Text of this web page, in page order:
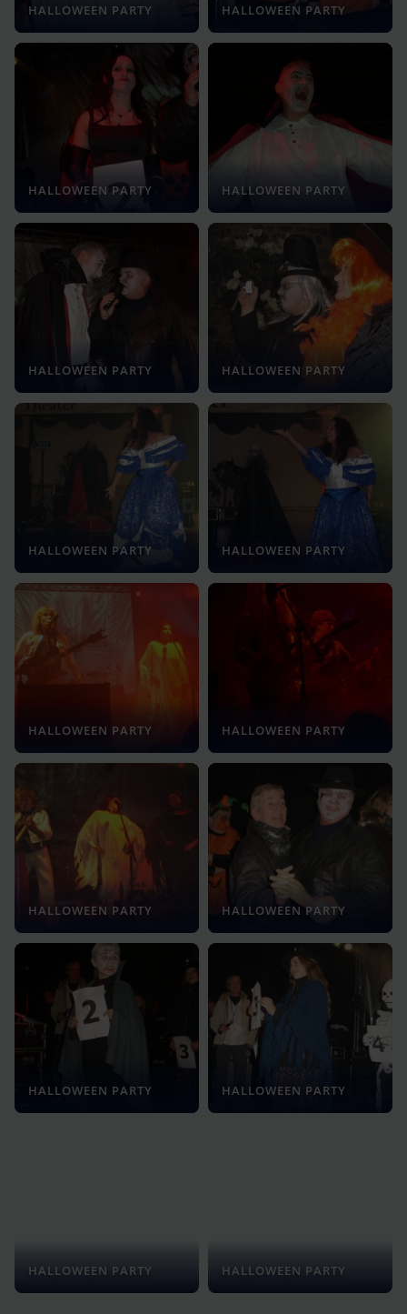
HALLOWEEN PARTY HALLOWEEN PARTY
HALLOWEEN PARTY HALLOWEEN PARTY
HALLOWEEN PARTY HALLOWEEN PARTY
HALLOWEEN PARTY HALLOWEEN PARTY
HALLOWEEN PARTY HALLOWEEN PARTY
HALLOWEEN PARTY HALLOWEEN PARTY
HALLOWEEN PARTY HALLOWEEN PARTY
HALLOWEEN PARTY HALLOWEEN PARTY